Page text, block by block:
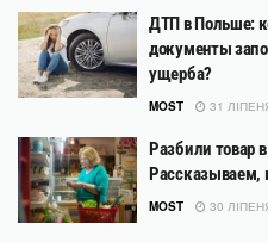
ДТП в Польше:
документы
ущерба?
MOST 31
Разбили товар
Рассказываем,
MOST 30